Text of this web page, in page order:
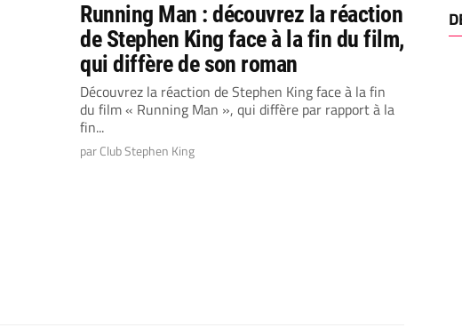
Running Man : découvrez la réaction
de Stephen King face à la fin du film,
qui diffère de son roman
Découvrez la réaction de Stephen King face à la fin
du film « Running Man », qui diffère par rapport à la
fin...
par Club Stephen King